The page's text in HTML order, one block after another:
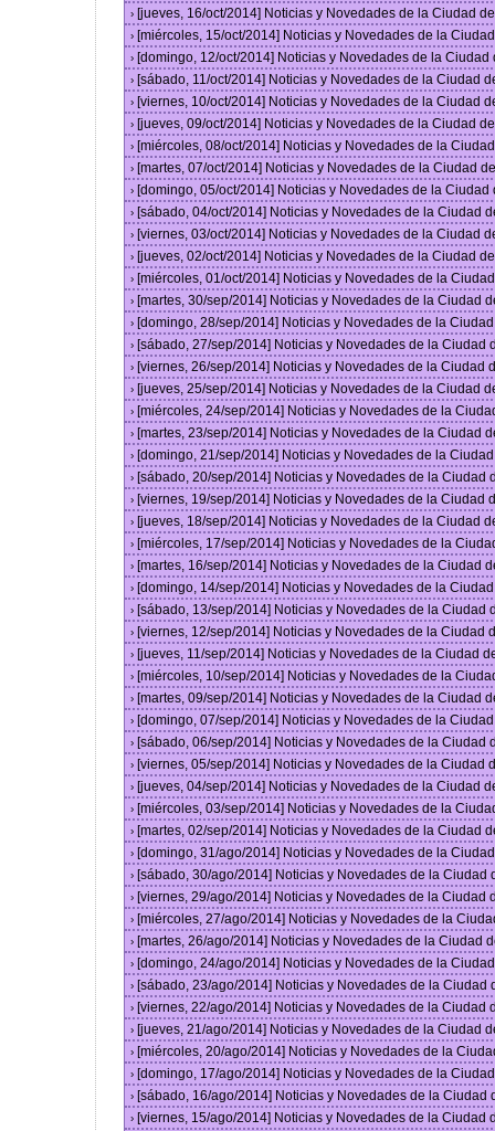
› [jueves, 16/oct/2014] Noticias y Novedades de la Ciudad
› [miércoles, 15/oct/2014] Noticias y Novedades de la
› [domingo, 12/oct/2014] Noticias y Novedades de la
› [sábado, 11/oct/2014] Noticias y Novedades de la Ciudad
› [viernes, 10/oct/2014] Noticias y Novedades de la Ciudad
› [jueves, 09/oct/2014] Noticias y Novedades de la Ciudad
› [miércoles, 08/oct/2014] Noticias y Novedades de la
› [martes, 07/oct/2014] Noticias y Novedades de la Ciudad
› [domingo, 05/oct/2014] Noticias y Novedades de la
› [sábado, 04/oct/2014] Noticias y Novedades de la Ciudad
› [viernes, 03/oct/2014] Noticias y Novedades de la Ciudad
› [jueves, 02/oct/2014] Noticias y Novedades de la Ciudad
› [miércoles, 01/oct/2014] Noticias y Novedades de la
› [martes, 30/sep/2014] Noticias y Novedades de la Ciudad
› [domingo, 28/sep/2014] Noticias y Novedades de la
› [sábado, 27/sep/2014] Noticias y Novedades de la Ciudad
› [viernes, 26/sep/2014] Noticias y Novedades de la Ciudad
› [jueves, 25/sep/2014] Noticias y Novedades de la Ciudad
› [miércoles, 24/sep/2014] Noticias y Novedades de la
› [martes, 23/sep/2014] Noticias y Novedades de la Ciudad
› [domingo, 21/sep/2014] Noticias y Novedades de la
› [sábado, 20/sep/2014] Noticias y Novedades de la Ciudad
› [viernes, 19/sep/2014] Noticias y Novedades de la Ciudad
› [jueves, 18/sep/2014] Noticias y Novedades de la Ciudad
› [miércoles, 17/sep/2014] Noticias y Novedades de la
› [martes, 16/sep/2014] Noticias y Novedades de la Ciudad
› [domingo, 14/sep/2014] Noticias y Novedades de la
› [sábado, 13/sep/2014] Noticias y Novedades de la Ciudad
› [viernes, 12/sep/2014] Noticias y Novedades de la Ciudad
› [jueves, 11/sep/2014] Noticias y Novedades de la Ciudad
› [miércoles, 10/sep/2014] Noticias y Novedades de la
› [martes, 09/sep/2014] Noticias y Novedades de la Ciudad
› [domingo, 07/sep/2014] Noticias y Novedades de la
› [sábado, 06/sep/2014] Noticias y Novedades de la Ciudad
› [viernes, 05/sep/2014] Noticias y Novedades de la Ciudad
› [jueves, 04/sep/2014] Noticias y Novedades de la Ciudad
› [miércoles, 03/sep/2014] Noticias y Novedades de la
› [martes, 02/sep/2014] Noticias y Novedades de la Ciudad
› [domingo, 31/ago/2014] Noticias y Novedades de la
› [sábado, 30/ago/2014] Noticias y Novedades de la Ciudad
› [viernes, 29/ago/2014] Noticias y Novedades de la Ciudad
› [miércoles, 27/ago/2014] Noticias y Novedades de la
› [martes, 26/ago/2014] Noticias y Novedades de la Ciudad
› [domingo, 24/ago/2014] Noticias y Novedades de la
› [sábado, 23/ago/2014] Noticias y Novedades de la Ciudad
› [viernes, 22/ago/2014] Noticias y Novedades de la Ciudad
› [jueves, 21/ago/2014] Noticias y Novedades de la Ciudad
› [miércoles, 20/ago/2014] Noticias y Novedades de la
› [domingo, 17/ago/2014] Noticias y Novedades de la
› [sábado, 16/ago/2014] Noticias y Novedades de la Ciudad
› [viernes, 15/ago/2014] Noticias y Novedades de la Ciudad